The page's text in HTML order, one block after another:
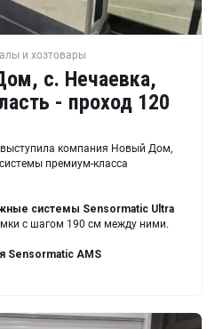
и хозтовары
с. Нечаевка,
- проход 120
выступила компания Новый Дом,
премиум-класса
системы Sensormatic Ultra
с шагом 190 см между ними.
Sensormatic AMS